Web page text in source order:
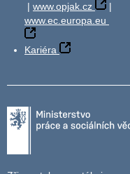
| www.opjak.cz
|
www.ec.europa.eu
Kariéra